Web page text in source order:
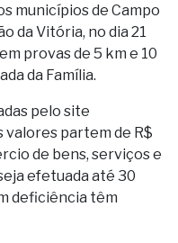
municípios de Campo
da Vitória, no dia 21
provas de 5 km e 10
da Família.
pelo site
valores partem de R$
de bens, serviços e
efetuada até 30
deficiência têm